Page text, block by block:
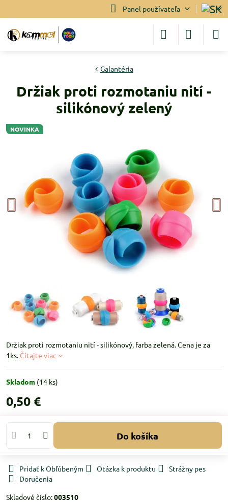
Panel používateľa
NOVINKA
Galantéria
Držiak proti rozmotaniu nití -
silikónový zelený
Držiak proti rozmotaniu nití - silikónový, farba zelená. Cena je za
1ks. Čítajte viac
Skladom (14 ks)
0,50 €
Do košíka
Pridať k Obľúbeným Otázka k produktu
Strážny pes
Doručenia
Skladové číslo:003510